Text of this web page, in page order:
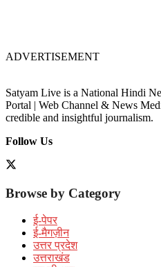
ADVERTISEMENT
Satyam Live is a National Hindi
Portal | Web Channel & News
credible and insightful journalism.
Follow Us
Browse by Category
ई-पेपर
ई-मैगज़ीन
उत्तर प्रदेश
उत्तराखंड